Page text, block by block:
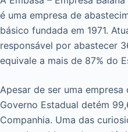
é uma empresa de
básico fundada em 1971.
responsável por abastecer
equivale a mais de 87% do
Apesar de ser uma
Governo Estadual detém
Companhia. Uma das